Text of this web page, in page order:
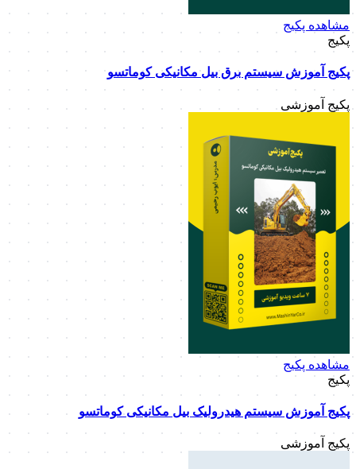
مشاهده پکیج
پکیج
پکیج آموزش سیستم برق بیل مکانیکی کوماتسو
پکیج آموزشی
مشاهده پکیج
پکیج
پکیج آموزش سیستم هیدرولیک بیل مکانیکی کوماتسو
پکیج آموزشی